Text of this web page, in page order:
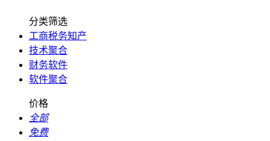
分类筛选
工商税务知产
技术聚合
财务软件
软件聚合
价格
全部
免费